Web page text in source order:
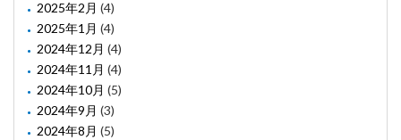
2025年2月 (4)
2025年1月 (4)
2024年12月 (4)
2024年11月 (4)
2024年10月 (5)
2024年9月 (3)
2024年8月 (5)